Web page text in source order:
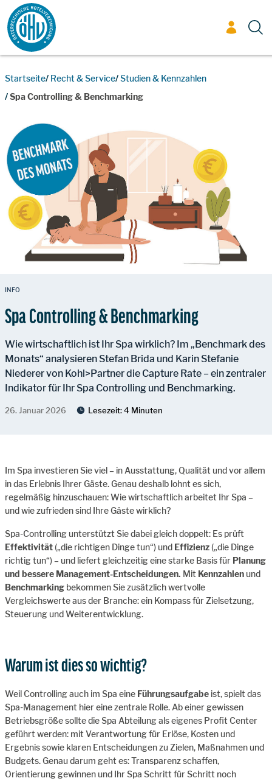
Zum Inhalt
Startseite Recht & Service Studien & Kennzahlen
Spa Controlling & Benchmarking
INFO
Spa Controlling & Benchmarking
Wie wirtschaftlich ist Ihr Spa wirklich? Im „Benchmark des
Monats“ analysieren Stefan Brida und Karin Stefanie
Niederer von Kohl>Partner die Capture Rate – ein zentraler
Indikator für Ihr Spa Controlling und Benchmarking.
26. Januar 2026 Lesezeit:4 Minuten
Im Spa investieren Sie viel – in Ausstattung, Qualität und vor allem
in das Erlebnis Ihrer Gäste. Genau deshalb lohnt es sich,
regelmäßig hinzuschauen: Wie wirtschaftlich arbeitet Ihr Spa –
und wie zufrieden sind Ihre Gäste wirklich?
Spa-Controlling unterstützt Sie dabei gleich doppelt: Es prüft
Effektivität („die richtigen Dinge tun“) und Effizienz („die Dinge
richtig tun“) – und liefert gleichzeitig eine starke Basis für Planung
und bessere Management-Entscheidungen. Mit Kennzahlen und
Benchmarking bekommen Sie zusätzlich wertvolle
Vergleichswerte aus der Branche: ein Kompass für Zielsetzung,
Steuerung und Weiterentwicklung.
Warum ist dies so wichtig?
Weil Controlling auch im Spa eine Führungsaufgabe ist, spielt das
Spa-Management hier eine zentrale Rolle. Ab einer gewissen
Betriebsgröße sollte die Spa Abteilung als eigenes Profit Center
geführt werden: mit Verantwortung für Erlöse, Kosten und
Ergebnis sowie klaren Entscheidungen zu Zielen, Maßnahmen und
Budgets. Genau darum geht es: Transparenz schaffen,
Orientierung gewinnen und Ihr Spa Schritt für Schritt noch